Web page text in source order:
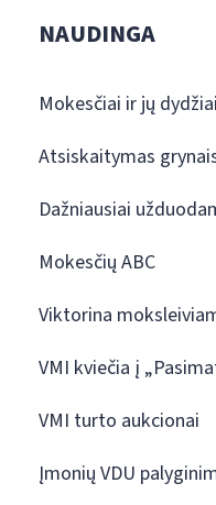
NAUDINGA
Mokesčiai ir jų dydžiai
Atsiskaitymas
Dažniausiai
Mokesčių ABC
Viktorina
VMI kviečia į
VMI turto aukcionai
Įmonių VDU